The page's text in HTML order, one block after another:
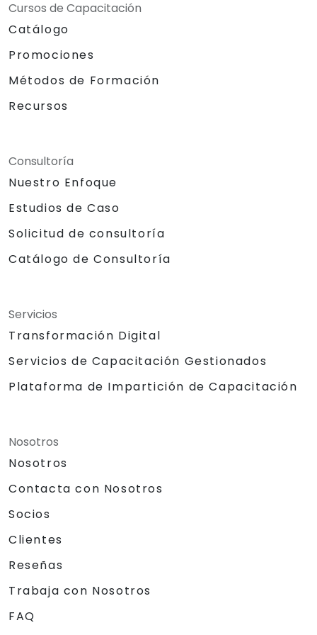
Cursos de Capacitación
Catálogo
Promociones
Métodos de Formación
Recursos
Consultoría
Nuestro Enfoque
Estudios de Caso
Solicitud de consultoría
Catálogo de Consultoría
Servicios
Transformación Digital
Servicios de Capacitación Gestionados
Plataforma de Impartición de Capacitación
Nosotros
Nosotros
Contacta con Nosotros
Socios
Clientes
Reseñas
Trabaja con Nosotros
FAQ